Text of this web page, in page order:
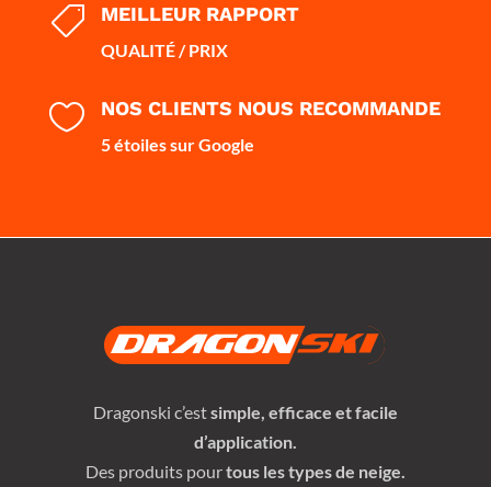
 MEILLEUR RAPPORT
QUALITÉ / PRIX
 NOS CLIENTS NOUS RECOMMANDE
5 étoiles sur Google
Dragonski c’estsimple, efficace et facile
d’application.
Des produits pourtous les types de neige.